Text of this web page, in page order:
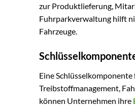
zur Produktlieferung,
Fuhrparkverwaltung hilft
Fahrzeuge.
Eine
Treibstoffmanagement,
können Unternehmen ihre